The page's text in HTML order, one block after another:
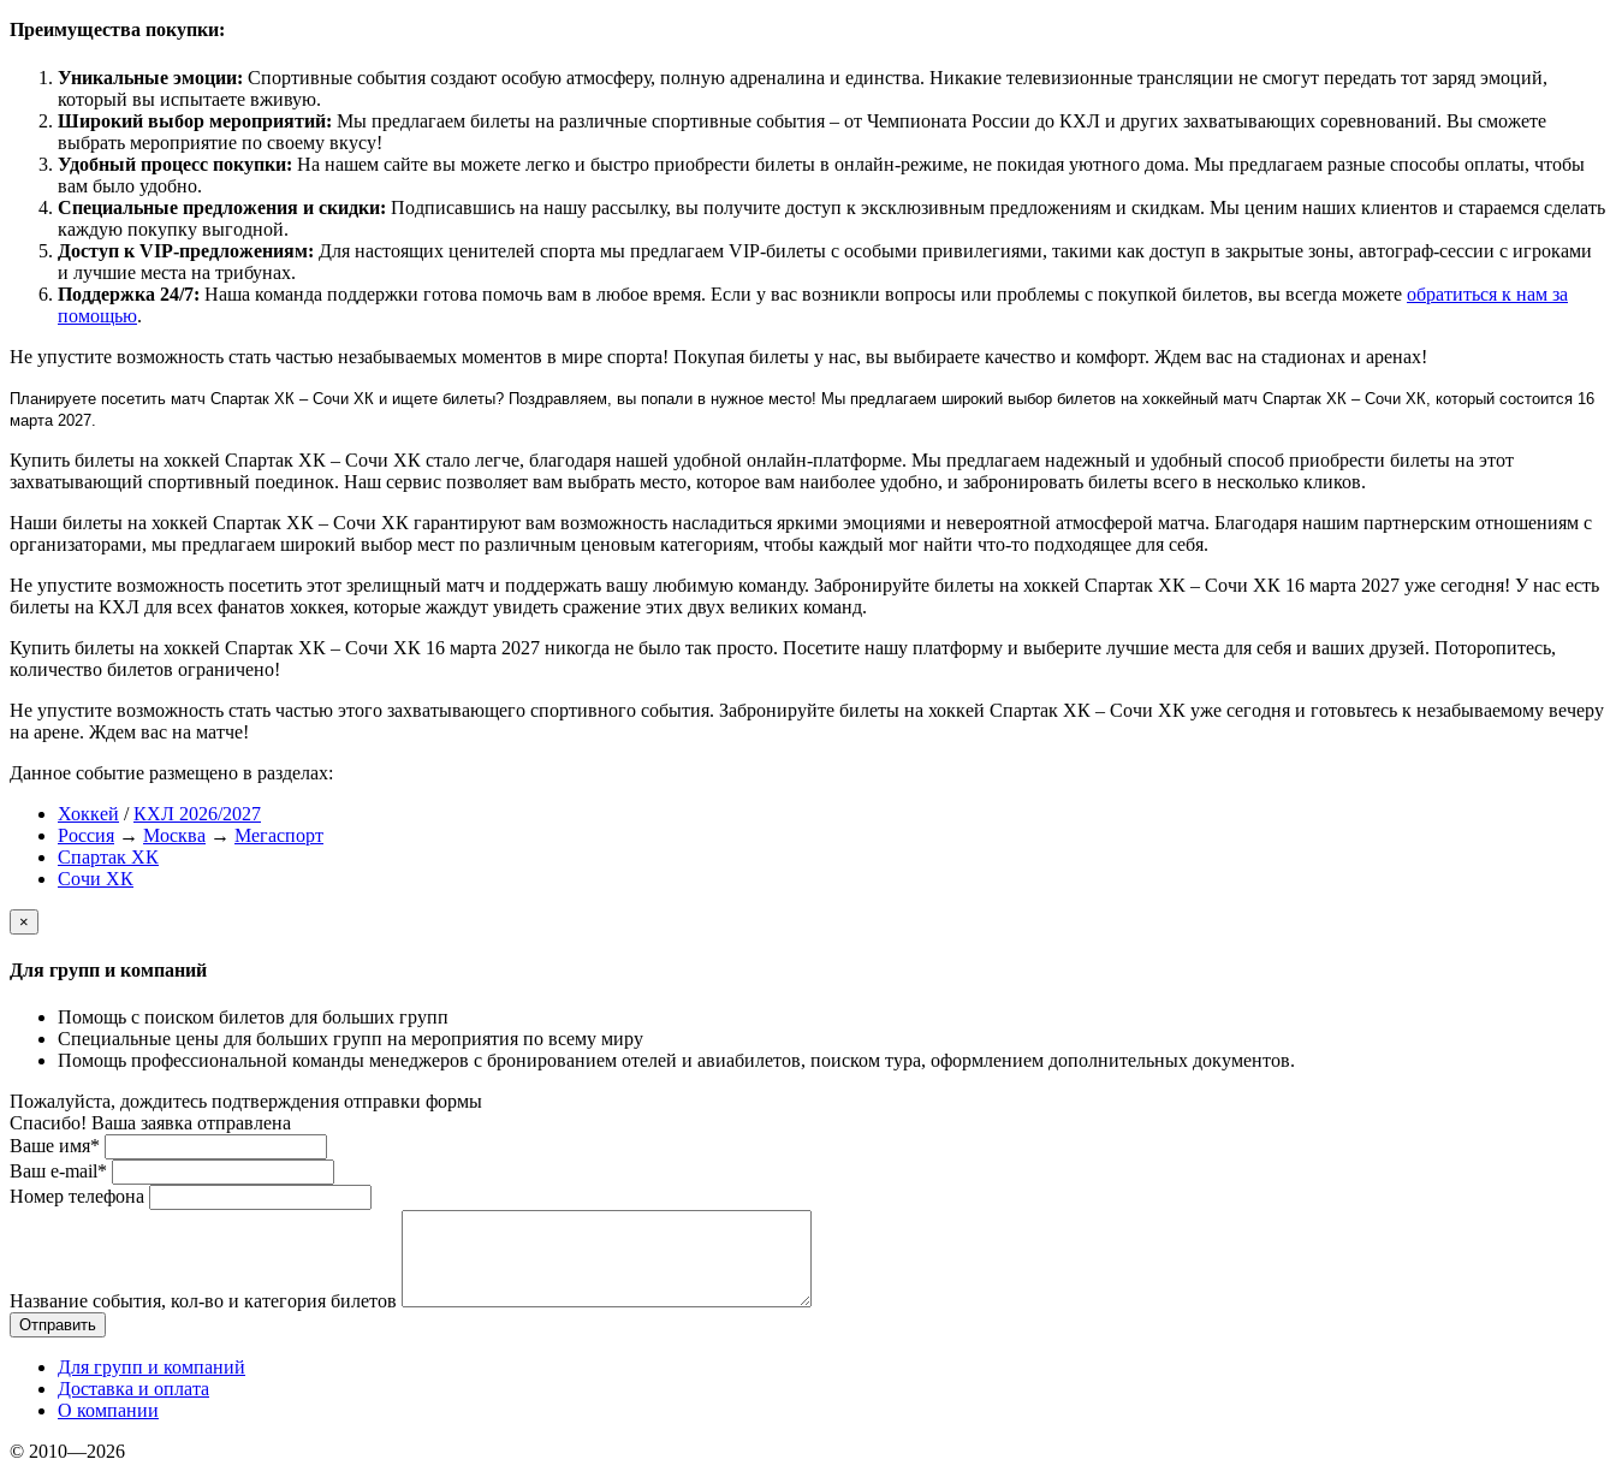
Преимущества покупки:
Уникальные эмоции: Спортивные события создают особую атмосферу, полную адреналина и единства. Никакие телевизионные трансляции не смогут передать тот заряд эмоций,
который вы испытаете вживую.
Широкий выбор мероприятий: Мы предлагаем билеты на различные спортивные события – от Чемпионата России до КХЛ и других захватывающих соревнований. Вы сможете
выбрать мероприятие по своему вкусу!
Удобный процесс покупки: На нашем сайте вы можете легко и быстро приобрести билеты в онлайн-режиме, не покидая уютного дома. Мы предлагаем разные способы оплаты, чтобы
вам было удобно.
Специальные предложения и скидки: Подписавшись на нашу рассылку, вы получите доступ к эксклюзивным предложениям и скидкам. Мы ценим наших клиентов и стараемся сделать
каждую покупку выгодной.
Доступ к VIP-предложениям: Для настоящих ценителей спорта мы предлагаем VIP-билеты с особыми привилегиями, такими как доступ в закрытые зоны, автограф-сессии с игроками
и лучшие места на трибунах.
Поддержка 24/7: Наша команда поддержки готова помочь вам в любое время. Если у вас возникли вопросы или проблемы с покупкой билетов, вы всегда можете обратиться к нам за
помощью.
Не упустите возможность стать частью незабываемых моментов в мире спорта! Покупая билеты у нас, вы выбираете качество и комфорт. Ждем вас на стадионах и аренах!
Планируете посетить матч Спартак ХК – Сочи ХК и ищете билеты? Поздравляем, вы попали в нужное место! Мы предлагаем широкий выбор билетов на хоккейный матч Спартак ХК – Сочи ХК, который состоится 16
марта 2027.
Купить билеты на хоккей Спартак ХК – Сочи ХК стало легче, благодаря нашей удобной онлайн-платформе. Мы предлагаем надежный и удобный способ приобрести билеты на этот
захватывающий спортивный поединок. Наш сервис позволяет вам выбрать место, которое вам наиболее удобно, и забронировать билеты всего в несколько кликов.
Наши билеты на хоккей Спартак ХК – Сочи ХК гарантируют вам возможность насладиться яркими эмоциями и невероятной атмосферой матча. Благодаря нашим партнерским отношениям с
организаторами, мы предлагаем широкий выбор мест по различным ценовым категориям, чтобы каждый мог найти что-то подходящее для себя.
Не упустите возможность посетить этот зрелищный матч и поддержать вашу любимую команду. Забронируйте билеты на хоккей Спартак ХК – Сочи ХК 16 марта 2027 уже сегодня! У нас есть
билеты на КХЛ для всех фанатов хоккея, которые жаждут увидеть сражение этих двух великих команд.
Купить билеты на хоккей Спартак ХК – Сочи ХК 16 марта 2027 никогда не было так просто. Посетите нашу платформу и выберите лучшие места для себя и ваших друзей. Поторопитесь,
количество билетов ограничено!
Не упустите возможность стать частью этого захватывающего спортивного события. Забронируйте билеты на хоккей Спартак ХК – Сочи ХК уже сегодня и готовьтесь к незабываемому вечеру
на арене. Ждем вас на матче!
Данное событие размещено в разделах:
Хоккей /КХЛ 2026/2027
Россия → Москва → Мегаспорт
Спартак ХК
Сочи ХК
×
Для групп и компаний
Помощь с поиском билетов для больших групп
Специальные цены для больших групп на мероприятия по всему миру
Помощь профессиональной команды менеджеров с бронированием отелей и авиабилетов, поиском тура, оформлением дополнительных документов.
Пожалуйста, дождитесь подтверждения отправки формы
Спасибо! Ваша заявка отправлена
Ваше имя*
Ваш e-mail*
Номер телефона
Название события, кол-во и категория билетов
Для групп и компаний
Доставка и оплата
О компании
© 2010—2026